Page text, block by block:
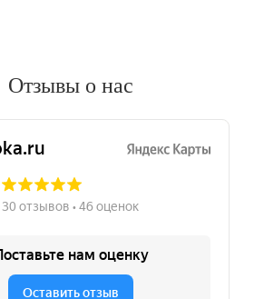
Отзывы о нас